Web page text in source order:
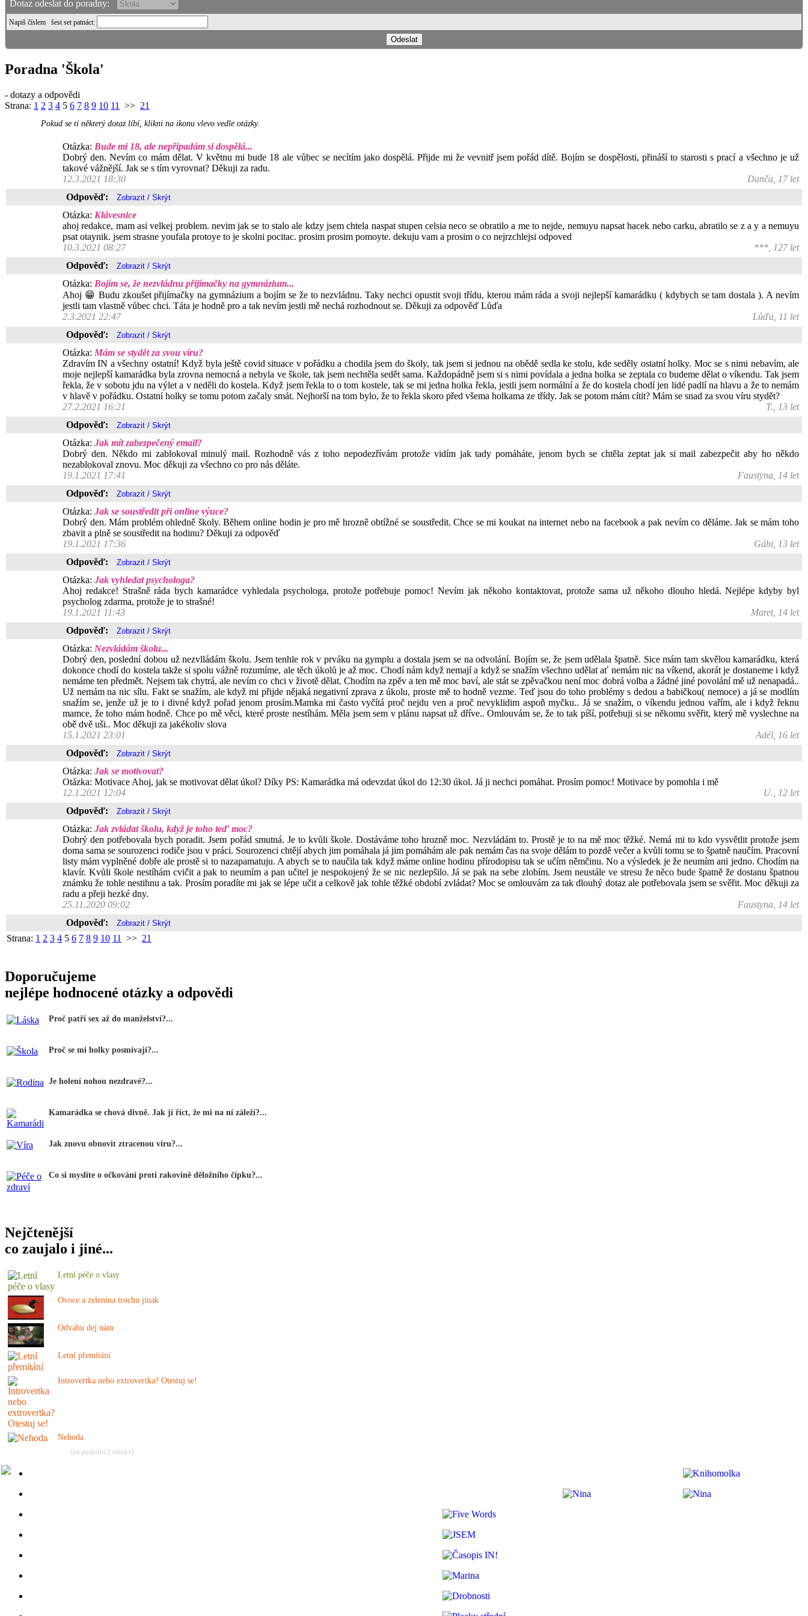
Dotaz odeslat do poradny:
Napiš číslem šest set patnáct:
Poradna 'Škola'
- dotazy a odpovědi
Strana: 1 2 3 4 5 6 7 8 9 10 11 >> 21
Pokud se ti některý dotaz líbí, klikni na ikonu vlevo vedle otázky.
Otázka: Bude mi 18, ale nepřipadám si dospělá...
Dobrý den. Nevím co mám dělat. V květnu mi bude 18 ale vůbec se necítím jako dospělá. Přijde mi že vevnitř jsem pořád dítě. Bojím se dospělosti, přináší to starosti s prací a všechno je už
takové vážnější. Jak se s tím vyrovnat? Děkuji za radu.
12.3.2021 18:30
Danča, 17 let
Odpověď:
Otázka: Klávesnice
ahoj redakce, mam asi velkej problem. nevim jak se to stalo ale kdzy jsem chtela naspat stupen celsia neco se obratilo a me to nejde, nemuyu napsat hacek nebo carku, abratilo se z a y a nemuyu
psat otaynik. jsem strasne youfala protoye to je skolni pocitac. prosim prosim pomoyte. dekuju vam a prosim o co nejrzchlejsi odpoved
10.3.2021 08:27
***, 127 let
Odpověď:
Otázka: Bojím se, že nezvládnu přijímačky na gymnázium...
Ahoj 😁 Budu zkoušet přijímačky na gymnázium a bojím se že to nezvládnu. Taky nechci opustit svoji třídu, kterou mám ráda a svoji nejlepší kamarádku ( kdybych se tam dostala ). A nevím
jestli tam vlastně vůbec chci. Táta je hodně pro a tak nevím jestli mě nechá rozhodnout se. Děkuji za odpověď Lůďa
2.3.2021 22:47
Lůďa, 11 let
Odpověď:
Otázka: Mám se stydět za svou víru?
Zdravím IN a všechny ostatní! Když byla ještě covid situace v pořádku a chodila jsem do školy, tak jsem si jednou na obědě sedla ke stolu, kde seděly ostatní holky. Moc se s nimi nebavím, ale
moje nejlepší kamarádka byla zrovna nemocná a nebyla ve škole, tak jsem nechtěla sedět sama. Každopádně jsem si s nimi povídala a jedna holka se zeptala co budeme dělat o víkendu. Tak jsem
řekla, že v sobotu jdu na výlet a v neděli do kostela. Když jsem řekla to o tom kostele, tak se mi jedna holka řekla, jestli jsem normální a že do kostela chodí jen lidé padlí na hlavu a že to nemám
v hlavě v pořádku. Ostatní holky se tomu potom začaly smát. Nejhorší na tom bylo, že to řekla skoro před všema holkama ze třídy. Jak se potom mám cítit? Mám se snad za svou víru stydět?
27.2.2021 16:21
T., 13 let
Odpověď:
Otázka: Jak mít zabezpečený email?
Dobrý den. Někdo mi zablokoval minulý mail. Rozhodně vás z toho nepodezřívám protože vidím jak tady pomáháte, jenom bych se chtěla zeptat jak si mail zabezpečit aby ho někdo
nezablokoval znovu. Moc děkuji za všechno co pro nás děláte.
19.1.2021 17:41
Faustyna, 14 let
Odpověď:
Otázka: Jak se soustředit při online výuce?
Dobrý den. Mám problém ohledně školy. Během online hodin je pro mě hrozně obtížné se soustředit. Chce se mi koukat na internet nebo na facebook a pak nevím co děláme. Jak se mám toho
zbavit a plně se soustředit na hodinu? Děkuji za odpověď
19.1.2021 17:36
Gábi, 13 let
Odpověď:
Otázka: Jak vyhledat psychologa?
Ahoj redakce! Strašně ráda bych kamarádce vyhledala psychologa, protože potřebuje pomoc! Nevím jak někoho kontaktovat, protože sama už někoho dlouho hledá. Nejlépe kdyby byl
psycholog zdarma, protože je to strašné!
19.1.2021 11:43
Maret, 14 let
Odpověď:
Otázka: Nezvládám školu...
Dobrý den, poslední dobou už nezvlládám školu. Jsem tenhle rok v prváku na gymplu a dostala jsem se na odvolání. Bojím se, že jsem udělala špatně. Sice mám tam skvělou kamarádku, která
dokonce chodí do kostela takže si spolu vážně rozumíme, ale těch úkolů je až moc. Chodí nám když nemají a když se snažím všechno udělat ať nemám nic na víkend, akorát je dostaneme i když
nemáme ten předmět. Nejsem tak chytrá, ale nevím co chci v životě dělat. Chodím na zpěv a ten mě moc baví, ale stát se zpěvačkou není moc dobrá volba a žádné jiné povolání mě už nenapadá..
Už nemám na nic sílu. Fakt se snažím, ale když mi přijde nějaká negativní zprava z úkolu, proste mě to hodně vezme. Teď jsou do toho problémy s dedou a babičkou( nemoce) a já se modlím
snažím se, jenže už je to i divné když pořad jenom prosím.Mamka mi často vyčítá proč nejdu ven a proč nevyklidim aspoň myčku.. Já se snažím, o víkendu jednou vařím, ale i když řeknu
mamce, že toho mám hodně. Chce po mě věci, které proste nestíhám. Měla jsem sem v plánu napsat už dříve.. Omlouvám se, že to tak píší, potřebuji si se někomu svěřit, který mě vyslechne na
obě dvě uši.. Moc děkuji za jakékoliv slova
15.1.2021 23:01
Adél, 16 let
Odpověď:
Otázka: Jak se motivovat?
Otázka: Motivace Ahoj, jak se motivovat dělat úkol? Díky PS: Kamarádka má odevzdat úkol do 12:30 úkol. Já ji nechci pomáhat. Prosím pomoc! Motivace by pomohla i mě
12.1.2021 12:04
U., 12 let
Odpověď:
Otázka: Jak zvládat školu, když je toho teď moc?
Dobrý den potřebovala bych poradit. Jsem pořád smutná. Je to kvůli škole. Dostáváme toho hrozně moc. Nezvládám to. Prostě je to na mě moc těžké. Nemá mi to kdo vysvětlit protože jsem
doma sama se sourozenci rodiče jsou v práci. Sourozenci chtějí abych jim pomáhala já jim pomáhám ale pak nemám čas na svoje dělám to pozdě večer a kvůli tomu se to špatně naučím. Pracovní
listy mám vyplněné dobře ale prostě si to nazapamatuju. A abych se to naučila tak když máme online hodinu přírodopisu tak se učím němčinu. No a výsledek je že neumím ani jedno. Chodím na
klavír. Kvůli škole nestíhám cvičit a pak to neumím a pan učitel je nespokojený že se nic nezlepšilo. Já se pak na sebe zlobím. Jsem neustále ve stresu že něco bude špatně že dostanu špatnou
známku že tohle nestihnu a tak. Prosím poradíte mi jak se lépe učit a celkově jak tohle těžké období zvládat? Moc se omlouvám za tak dlouhý dotaz ale potřebovala jsem se svěřit. Moc děkuji za
radu a přeji hezké dny.
25.11.2020 09:02
Faustyna, 14 let
Odpověď:
Strana: 1 2 3 4 5 6 7 8 9 10 11 >> 21
Doporučujeme
nejlépe hodnocené otázky a odpovědi
Proč patří sex až do manželství?...
Proč se mi holky posmívají?...
Je holení nohou nezdravé?...
Kamarádka se chová divně. Jak jí říct, že mi na ní záleží?...
Jak znovu obnovit ztracenou víru?...
Co si myslíte o očkování proti rakovině děložního čípku?...
Nejčtenější
co zaujalo i jiné...
Letní péče o vlasy
Ovoce a zelenina trochu jinak
Odvahu dej nám
Letní přemítání
Introvertka nebo extrovertka? Otestuj se!
Nehoda
(za poslední 2 měsíce)